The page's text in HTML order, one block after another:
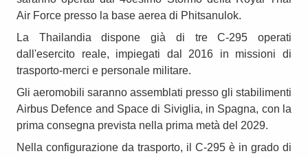
Air Force presso la base aerea di Phitsanulok.
La Thailandia dispone già di tre C-295 operati
dall'esercito reale, impiegati dal 2016 in missioni di
trasporto-merci e personale militare.
Gli aeromobili saranno assemblati presso gli stabilimenti
Airbus Defence and Space di Siviglia, in Spagna, con la
prima consegna prevista nella prima metà del 2029.
Nella configurazione da trasporto, il C-295 è in grado di